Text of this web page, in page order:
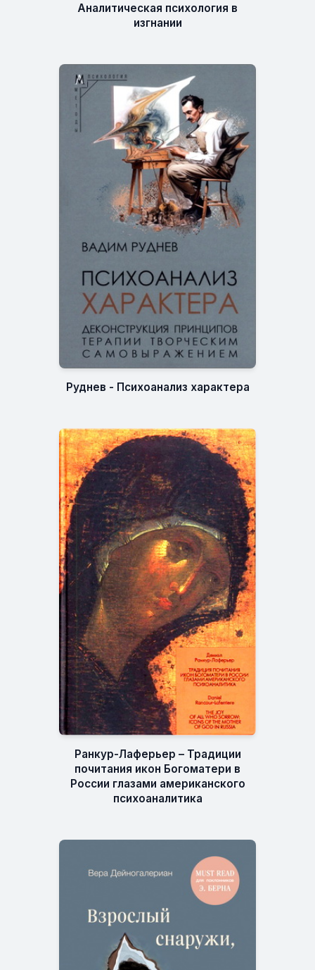
Аналитическая психология в
изгнании
Руднев - Психоанализ характера
Ранкур-Лаферьер – Традиции
почитания икон Богоматери в
России глазами американского
психоаналитика